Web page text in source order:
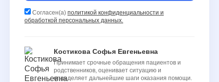
Согласен(а) политикой конфиденциальности и
обработкой персональных данных.
Костикова Софья Евгеньевна
Принимает срочные обращения пациентов и
родственников, оценивает ситуацию и
определяет дальнейшие шаги оказания помощи.